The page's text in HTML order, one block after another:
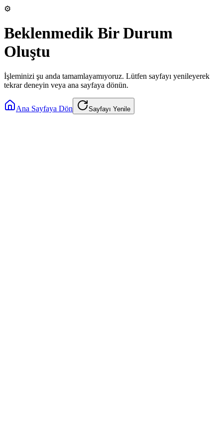
⚙️
Beklenmedik Bir Durum
Oluştu
İşleminizi şu anda tamamlayamıyoruz. Lütfen sayfayı yenileyerek
tekrar deneyin veya ana sayfaya dönün.
Ana Sayfaya Dön Sayfayı Yenile